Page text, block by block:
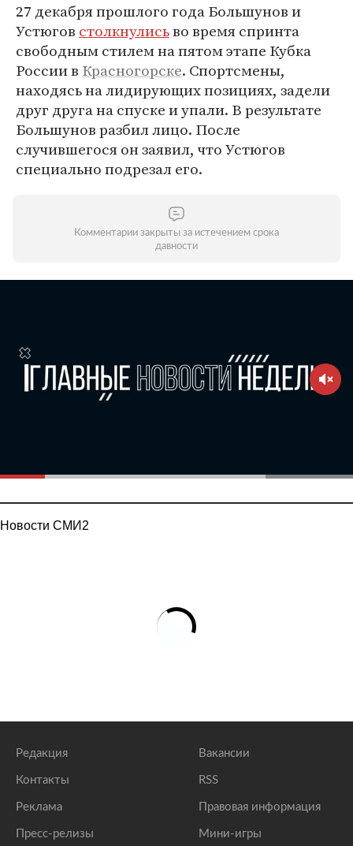
27 декабря прошлого года Большунов и
Устюгов столкнулисьво время спринта
свободным стилем на пятом этапе Кубка
России в Красногорске. Спортсмены,
находясь на лидирующих позициях, задели
друг друга на спуске и упали. В результате
Большунов разбил лицо. После
случившегося он заявил, что Устюгов
специально подрезал его.
Комментарии закрыты за истечением срока
давности
Новости СМИ2
Редакция
Контакты
Реклама
Пресс-релизы
Вакансии
RSS
Правовая информация
Мини-игры